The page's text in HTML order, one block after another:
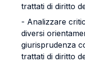
trattati di diritto
- Analizzare
diversi
giurisprudenza
trattati di diritto